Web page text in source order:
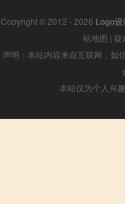
Copyright © 2012 - 2026 Logo设
站地图 | 疑
声明：本站内容来自互联网，如
本站仅为个人兴